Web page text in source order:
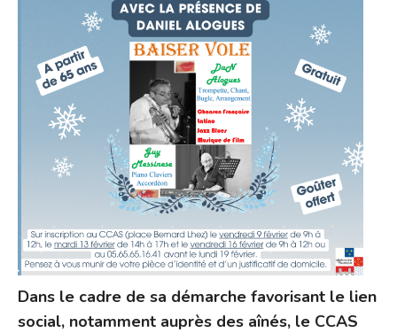
Dans le cadre de sa démarche favorisant le lien
social, notamment auprès des aînés, le CCAS